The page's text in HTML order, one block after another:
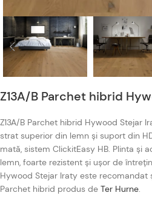
Z13A/B Parchet hibrid
Z13A/B Parchet hibrid Hywood Stejar
strat superior din lemn și suport din
mată, sistem ClickitEasy HB. Plinta și
lemn, foarte rezistent și ușor de
Hywood Stejar Iraty este recomandat
Parchet hibrid produs de Ter Hurne.